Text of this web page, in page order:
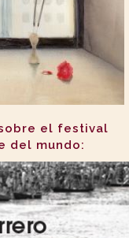
el festival
del mundo: